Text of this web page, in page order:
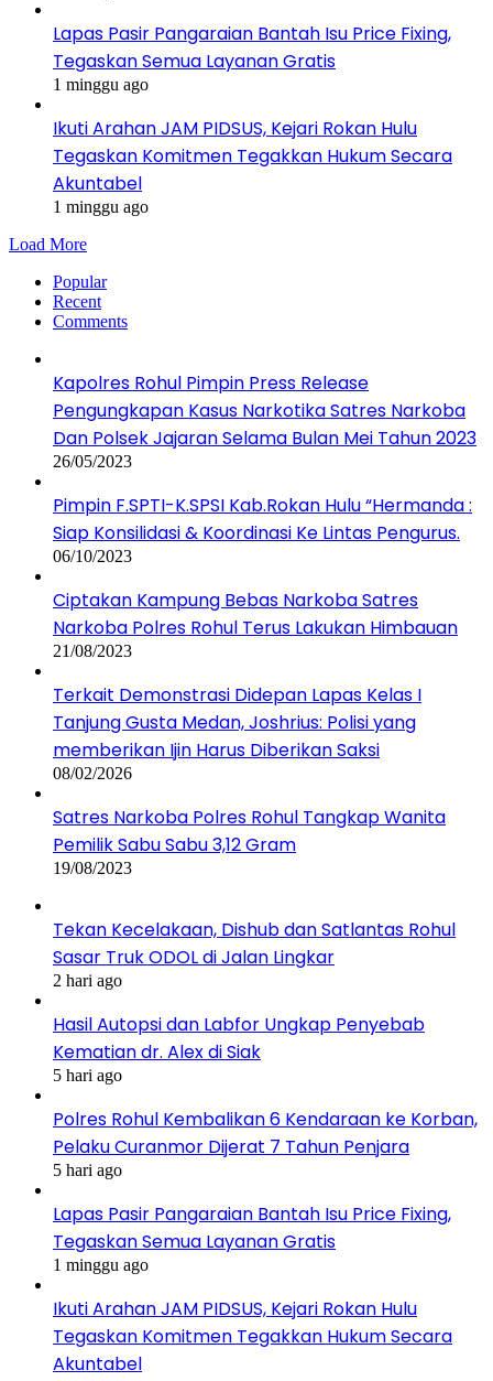
Lapas Pasir Pangaraian Bantah Isu Price Fixing,
Tegaskan Semua Layanan Gratis
1 minggu ago
Ikuti Arahan JAM PIDSUS, Kejari Rokan Hulu
Tegaskan Komitmen Tegakkan Hukum Secara
Akuntabel
1 minggu ago
Load More
Popular
Recent
Comments
Kapolres Rohul Pimpin Press Release
Pengungkapan Kasus Narkotika Satres Narkoba
Dan Polsek Jajaran Selama Bulan Mei Tahun 2023
26/05/2023
Pimpin F.SPTI-K.SPSI Kab.Rokan Hulu “Hermanda :
Siap Konsilidasi & Koordinasi Ke Lintas Pengurus.
06/10/2023
Ciptakan Kampung Bebas Narkoba Satres
Narkoba Polres Rohul Terus Lakukan Himbauan
21/08/2023
Terkait Demonstrasi Didepan Lapas Kelas I
Tanjung Gusta Medan, Joshrius: Polisi yang
memberikan Ijin Harus Diberikan Saksi
08/02/2026
Satres Narkoba Polres Rohul Tangkap Wanita
Pemilik Sabu Sabu 3,12 Gram
19/08/2023
Tekan Kecelakaan, Dishub dan Satlantas Rohul
Sasar Truk ODOL di Jalan Lingkar
2 hari ago
Hasil Autopsi dan Labfor Ungkap Penyebab
Kematian dr. Alex di Siak
5 hari ago
Polres Rohul Kembalikan 6 Kendaraan ke Korban,
Pelaku Curanmor Dijerat 7 Tahun Penjara
5 hari ago
Lapas Pasir Pangaraian Bantah Isu Price Fixing,
Tegaskan Semua Layanan Gratis
1 minggu ago
Ikuti Arahan JAM PIDSUS, Kejari Rokan Hulu
Tegaskan Komitmen Tegakkan Hukum Secara
Akuntabel